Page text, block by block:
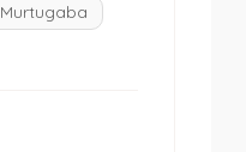
Murtugaba